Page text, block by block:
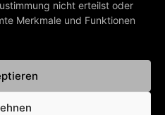
nicht erteilst oder
Merkmale und Funktionen
NEWS